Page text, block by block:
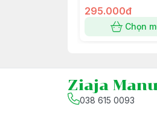
+ Panthenol
+ Sản phẩm
- Thông tin/
30ml
295.000đ
Chọn
Ziaja
038 615 0093